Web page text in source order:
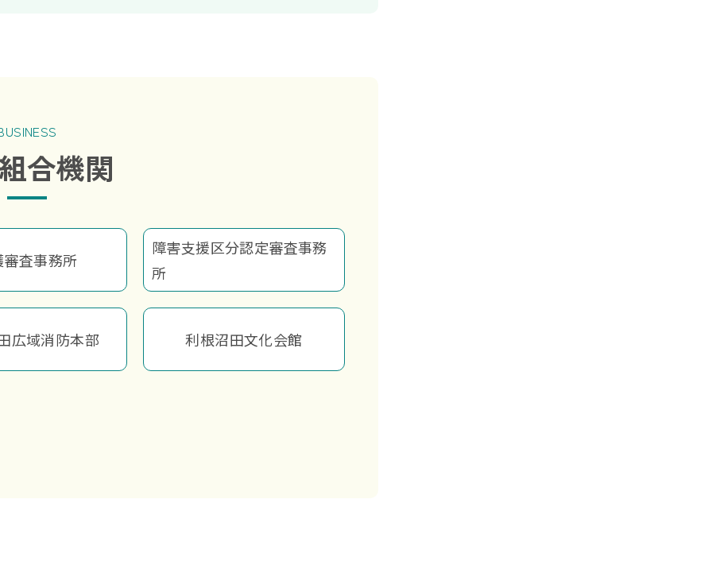
合機関
査事務所
障害支援区分認定審査事務
所
広域消防本部 利根沼田文化会館